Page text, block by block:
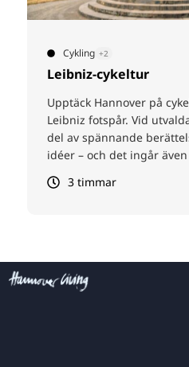
Cykling +2
Leibniz-cykeltur
Upptäck Hannover på
Leibniz fotspår. Vid
del av spännande
idéer – och det ingår
3 timmar